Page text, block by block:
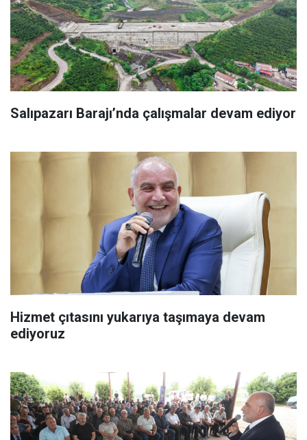
Salıpazarı Barajı’nda çalışmalar devam ediyor
Hizmet çıtasını yukarıya taşımaya devam
ediyoruz